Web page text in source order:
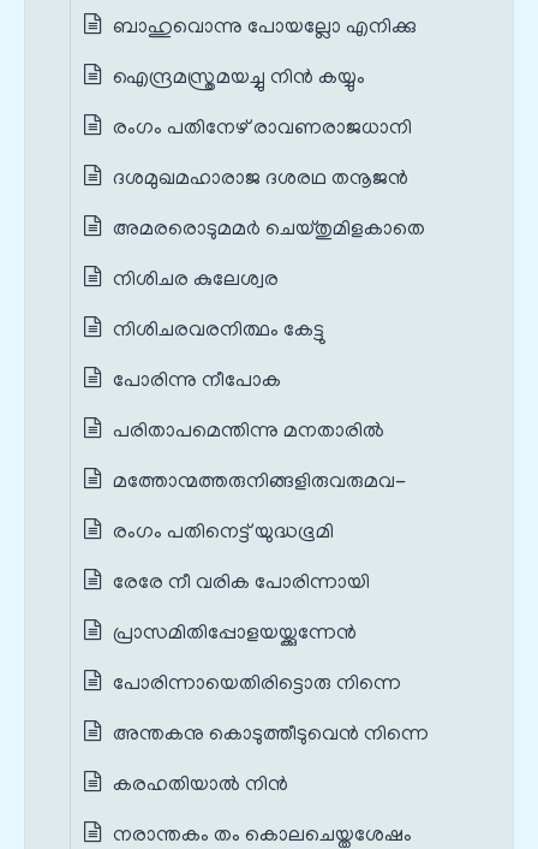
ബാഹുവൊന്നു പോയല്ലോ എനിക്കു
ഐന്ദ്രമസ്ത്രമയച്ചു നിൻ കയ്യും
രംഗം പതിനേഴ് രാവണരാജധാനി
ദശമുഖമഹാരാജ ദശരഥ തനൂജൻ
അമരരൊടുമമർ ചെയ്തുമിളകാതെ
നിശിചര കുലേശ്വര
നിശിചരവരനിത്ഥം കേട്ടു
പോരിന്നു നീപോക
പരിതാപമെന്തിന്നു മനതാരിൽ
മത്തോന്മത്തരുനിങ്ങളിരുവരുമവ-
രംഗം പതിനെട്ട് യുദ്ധഭൂമി
രേരേ നീ വരിക പോരിന്നായി
പ്രാസമിതിപ്പോളയയ്ക്കുന്നേൻ
പോരിന്നായെതിരിട്ടൊരു നിന്നെ
അന്തകനു കൊടുത്തീടുവെൻ നിന്നെ
കരഹതിയാൽ നിൻ
നരാന്തകം തം കൊലചെയ്തശേഷം